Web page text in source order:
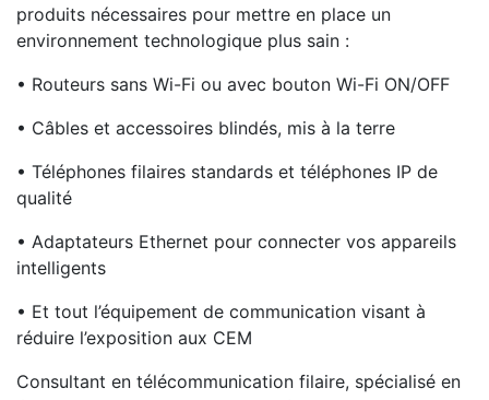
produits nécessaires pour mettre en place un
environnement technologique plus sain :
• Routeurs sans Wi-Fi ou avec bouton Wi-Fi ON/OFF
• Câbles et accessoires blindés, mis à la terre
• Téléphones filaires standards et téléphones IP de
qualité
• Adaptateurs Ethernet pour connecter vos appareils
intelligents
• Et tout l’équipement de communication visant à
réduire l’exposition aux CEM
Consultant en télécommunication filaire, spécialisé en